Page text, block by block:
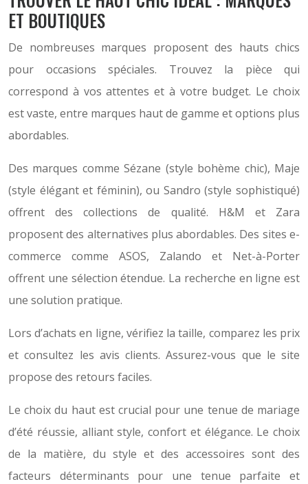
ET BOUTIQUES
De nombreuses marques proposent des hauts chics
pour occasions spéciales. Trouvez la pièce qui
correspond à vos attentes et à votre budget. Le choix
est vaste, entre marques haut de gamme et options plus
abordables.
Des marques comme Sézane (style bohème chic), Maje
(style élégant et féminin), ou Sandro (style sophistiqué)
offrent des collections de qualité. H&M et Zara
proposent des alternatives plus abordables. Des sites e-
commerce comme ASOS, Zalando et Net-à-Porter
offrent une sélection étendue. La recherche en ligne est
une solution pratique.
Lors d’achats en ligne, vérifiez la taille, comparez les prix
et consultez les avis clients. Assurez-vous que le site
propose des retours faciles.
Le choix du haut est crucial pour une tenue de mariage
d’été réussie, alliant style, confort et élégance. Le choix
de la matière, du style et des accessoires sont des
facteurs déterminants pour une tenue parfaite et